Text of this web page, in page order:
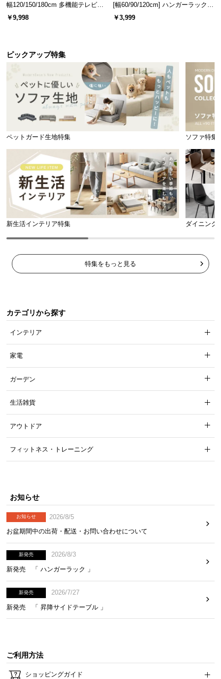
幅120/150/180cm 多機能テレビボ
ード 木目/石目調 オープン収納・
引き出し収納付き
￥9,998
[幅60/90/120cm] ハンガーラック
スチール 4段階高さ調節 サイドフ
ック オープンラック シンプル
￥3,999
ピックアップ特集
ペットガード生地特集 ソファ特集
新生活インテリア特集 ダイニング
特集をもっと見る
カテゴリから探す
インテリア
家電
ガーデン
生活雑貨
アウトドア
フィットネス・トレーニング
お知らせ
お知らせ
2026/8/5
お盆期間中の出荷・配送・お問い合わせについて
新発売
2026/8/3
新発売 「 ハンガーラック 」
新発売
2026/7/27
新発売 「 昇降サイドテーブル 」
ご利用方法
ショッピングガイド